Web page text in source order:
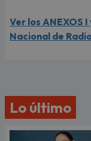
Ver los ANEXOS
Nacional de
Lo último